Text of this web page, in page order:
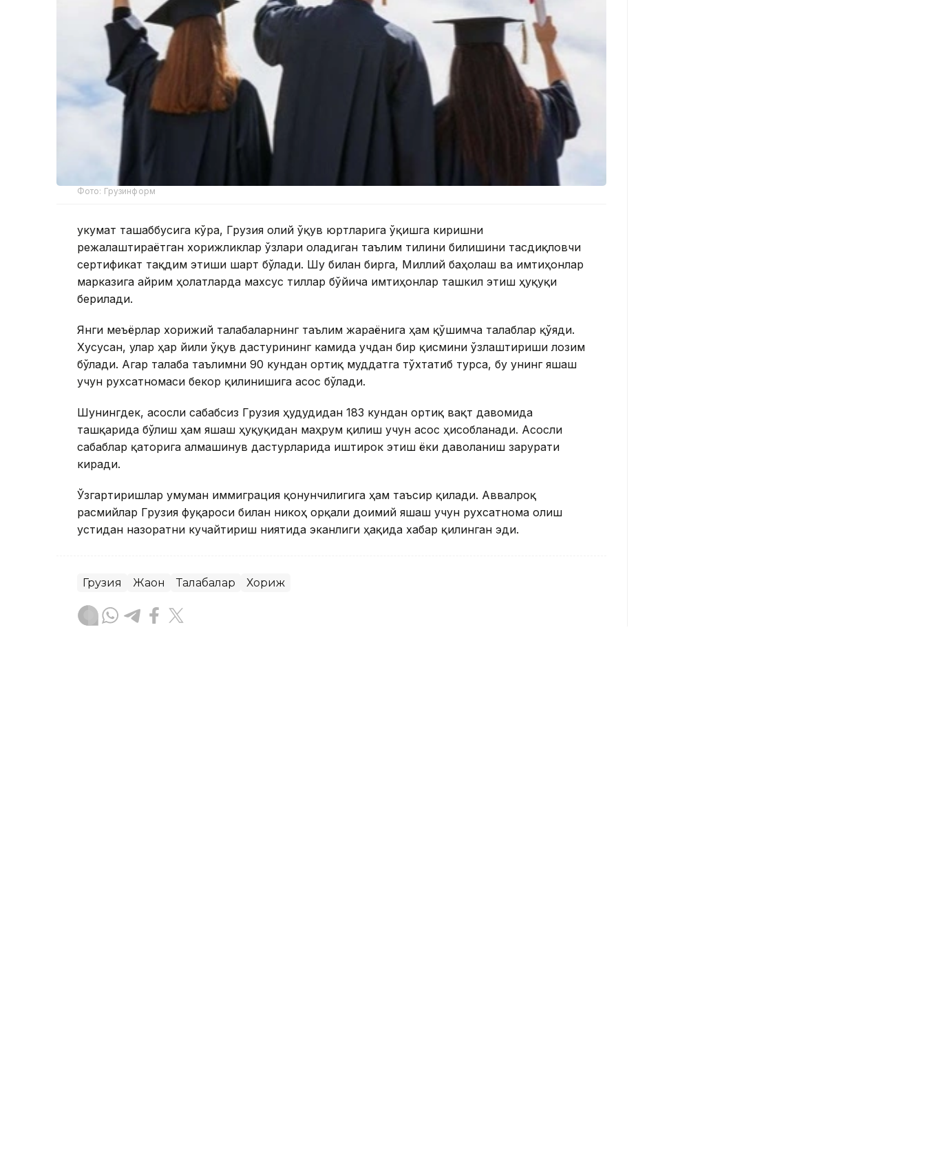
Фото: Грузинформ
Ҳукумат ташаббусига кўра, Грузия олий ўқув юртларига ўқишга киришни
режалаштираётган хорижликлар ўзлари оладиган таълим тилини билишини тасдиқловчи
сертификат тақдим этиши шарт бўлади. Шу билан бирга, Миллий баҳолаш ва имтиҳонлар
марказига айрим ҳолатларда махсус тиллар бўйича имтиҳонлар ташкил этиш ҳуқуқи
берилади.
Янги меъёрлар хорижий талабаларнинг таълим жараёнига ҳам қўшимча талаблар қўяди.
Хусусан, улар ҳар йили ўқув дастурининг камида учдан бир қисмини ўзлаштириши лозим
бўлади. Агар талаба таълимни 90 кундан ортиқ муддатга тўхтатиб турса, бу унинг яшаш
учун рухсатномаси бекор қилинишига асос бўлади.
Шунингдек, асосли сабабсиз Грузия ҳудудидан 183 кундан ортиқ вақт давомида
ташқарида бўлиш ҳам яшаш ҳуқуқидан маҳрум қилиш учун асос ҳисобланади. Асосли
сабаблар қаторига алмашинув дастурларида иштирок этиш ёки даволаниш зарурати
киради.
Ўзгартиришлар умуман иммиграция қонунчилигига ҳам таъсир қилади. Аввалроқ
расмийлар Грузия фуқароси билан никоҳ орқали доимий яшаш учун рухсатнома олиш
устидан назоратни кучайтириш ниятида эканлиги ҳақида хабар қилинган эди.
Грузия Жаҳон Талабалар Хориж